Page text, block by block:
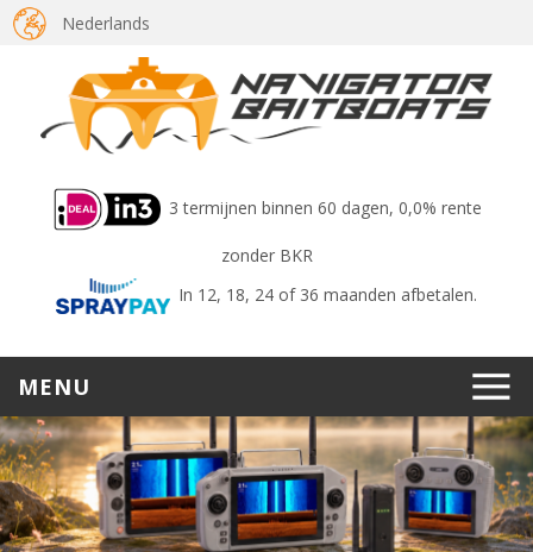
Nederlands
3 termijnen binnen 60 dagen, 0,0% rente
zonder BKR
In 12, 18, 24 of 36 maanden afbetalen.
MENU